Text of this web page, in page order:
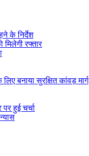
के निर्देश
मिलेगी रफ्तार
बनाया सुरक्षित कांवड़ मार्ग
हुई चर्चा